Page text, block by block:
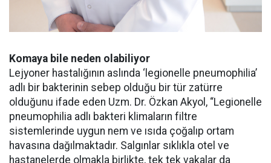
Komaya bile neden olabiliyor
Lejyoner hastalığının aslında ‘legionelle pneumophilia’
adlı bir bakterinin sebep olduğu bir tür zatürre
olduğunu ifade eden Uzm. Dr. Özkan Akyol, “Legionelle
pneumophilia adlı bakteri klimaların filtre
sistemlerinde uygun nem ve ısıda çoğalıp ortam
havasına dağılmaktadır. Salgınlar sıklıkla otel ve
hastanelerde olmakla birlikte, tek tek vakalar da